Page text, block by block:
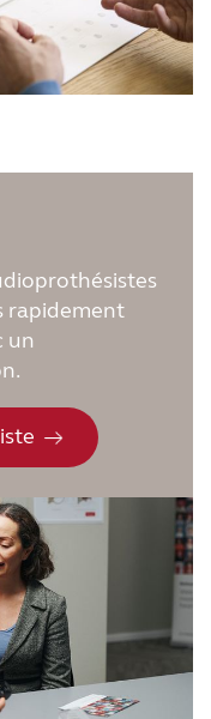
rapidement
un